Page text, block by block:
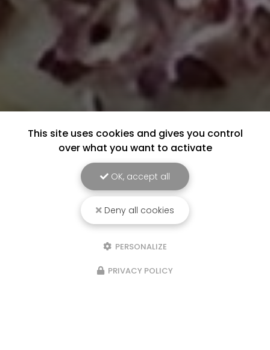
This site uses cookies and gives you control
over what you want to activate
OK, accept all
Deny all cookies
PERSONALIZE
PRIVACY POLICY